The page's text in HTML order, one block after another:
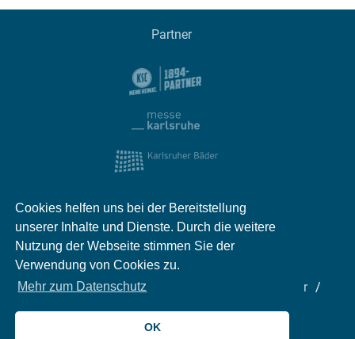
Cookies helfen uns bei der Bereitstellung
unserer Inhalte und Dienste. Durch die weitere
Nutzung der Webseite stimmen Sie der
Verwendung von Cookies zu.
Mehr zum Datenschutz
OK
Partner
Impressum Kontakt
Partner
© 2026 meinKA